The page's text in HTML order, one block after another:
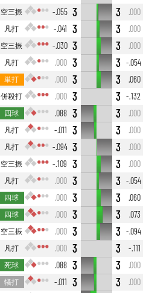
空三振 -.055 3 3
.000
凡打 -.041 3 3
.000
空三振 -.030 3 3
.000
凡打 .000 3 3 -.054
単打 .000 3 3
.060
併殺打 .000 3 3 -.132
四球 .088 3 3
.000
凡打 -.011 3 3
.000
凡打 -.094 3 3
.000
空三振 -.109 3 3
.000
凡打 .000 3 3 -.054
四球 .000 3 3
.060
四球 .000 3 3
.073
空三振 .000 3 3 -.094
凡打 .000 3 3
-.111
死球 .088 3 3
.000
犠打 -.011 3 3
.000